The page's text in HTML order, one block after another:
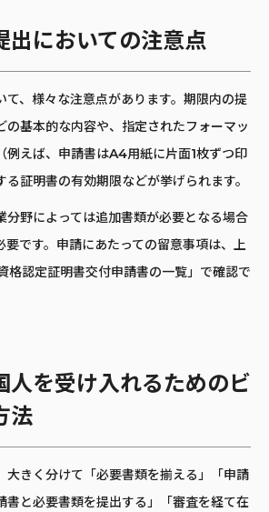
出においての注意点
て、様々な注意点があります。期限内の提
の基本的な内容や、指定されたフォーマッ
例えば、申請書はA4用紙に片面1枚ずつ印
証明書の有効期限などが挙げられます。
分野によっては追加書類が必要となる場合
要です。申請にあたっての留意事項は、上
格認定証明書交付申請書の一覧」で確認で
人を受け入れるためのビ
法
大きく分けて「必要書類を揃える」「申請
書と必要書類を提出する」「審査を経て在